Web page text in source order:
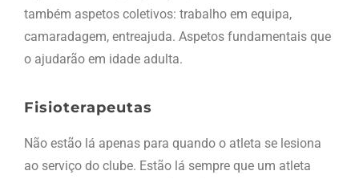
também aspetos coletivos: trabalho em equipa,
camaradagem, entreajuda. Aspetos fundamentais que
o ajudarão em idade adulta.
Fisioterapeutas
Não estão lá apenas para quando o atleta se lesiona
ao serviço do clube. Estão lá sempre que um atleta